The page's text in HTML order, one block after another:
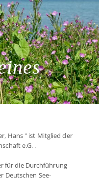
Hans " ist Mitglied der
e.G. .
für die Durchführung
Deutschen See-